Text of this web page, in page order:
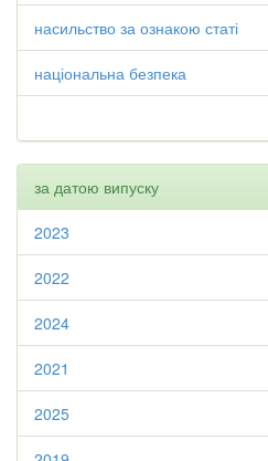
насильство за ознакою статі
національна безпека
за датою випуску
2023
2022
2024
2021
2025